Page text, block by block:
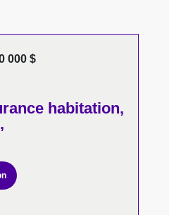
000 $
habitation,